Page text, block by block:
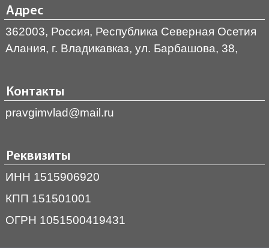
Адрес
362003, Россия, Республика Северная Осетия
Алания, г. Владикавказ, ул. Барбашова, 38,
Контакты
pravgimvlad@mail.ru
Реквизиты
ИНН 1515906920
КПП 151501001
ОГРН 1051500419431